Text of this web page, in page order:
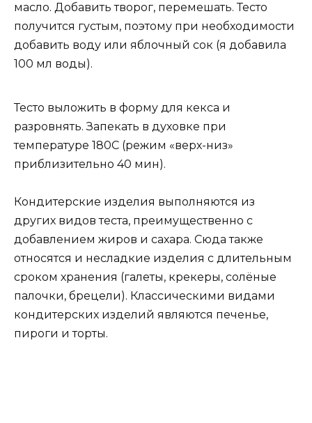
масло. Добавить творог, перемешать. Тесто
получится густым, поэтому при необходимости
добавить воду или яблочный сок (я добавила
100 мл воды).
Тесто выложить в форму для кекса и
разровнять. Запекать в духовке при
температуре 180С (режим «верх-низ»
приблизительно 40 мин).
Кондитерские изделия выполняются из
других видов теста, преимущественно с
добавлением жиров и сахара. Сюда также
относятся и несладкие изделия с длительным
сроком хранения (галеты, крекеры, солёные
палочки, брецели). Классическими видами
кондитерских изделий являются печенье,
пироги и торты.